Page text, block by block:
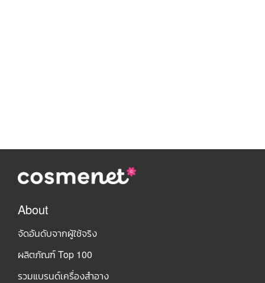
About
จัดอันดับจากผู้ใช้จริง
ผลิตภัณฑ์ Top 100
รวมแบรนด์เครื่องสำอาง